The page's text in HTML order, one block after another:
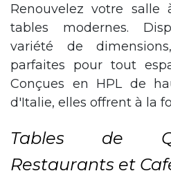
Renouvelez votre salle
tables modernes.
variété de
parfaites pour tout
Conçues en HPL de
d'Italie, elles offrent à la
Tables de
Restaurants et